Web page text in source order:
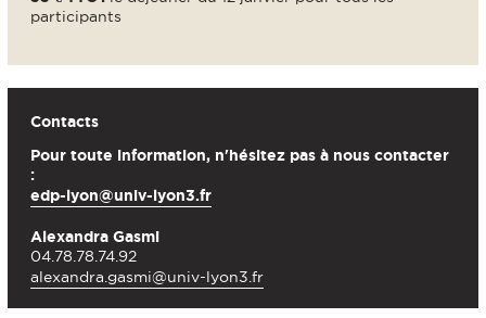
participants
Contacts
Pour toute information, n'hésitez pas à nous contacter
:
edp-lyon@univ-lyon3.fr
Alexandra Gasmi
04.78.78.74.92
alexandra.gasmi@univ-lyon3.fr